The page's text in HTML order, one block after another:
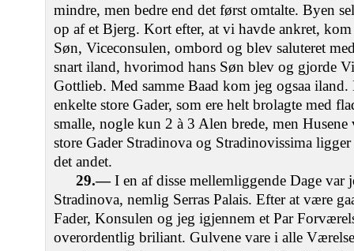
mindre, men bedre end det først omtalte. Byen
op af et Bjerg. Kort efter, at vi havde ankret,
Søn, Viceconsulen, ombord og blev saluteret
snart iland, hvorimod hans Søn blev og gjorde
Gottlieb. Med samme Baad kom jeg ogsaa
enkelte store Gader, som ere helt brolagte med
smalle, nogle kun 2 à 3 Alen brede, men
store Gader Stradinova og Stradinovissima
det andet.
29.—I en af disse mellemliggende Dage var
Stradinova, nemlig Serras Palais. Efter at være
Fader, Konsulen og jeg igjennem et Par
overordentlig briliant. Gulvene vare i alle